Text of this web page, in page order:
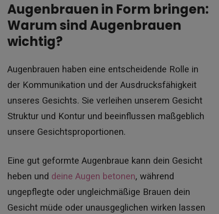
Augenbrauen in Form bringen:
Warum sind Augenbrauen
wichtig?
Augenbrauen haben eine entscheidende Rolle in
der Kommunikation und der Ausdrucksfähigkeit
unseres Gesichts. Sie verleihen unserem Gesicht
Struktur und Kontur und beeinflussen maßgeblich
unsere Gesichtsproportionen.
Eine gut geformte Augenbraue kann dein Gesicht
heben und deine Augen betonen, während
ungepflegte oder ungleichmäßige Brauen dein
Gesicht müde oder unausgeglichen wirken lassen